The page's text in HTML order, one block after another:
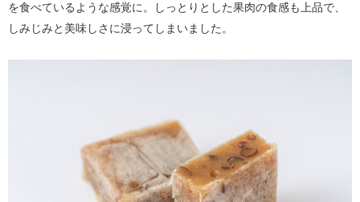
を食べているような感覚に。しっとりとした果肉の食感も上品で、
しみじみと美味しさに浸ってしまいました。